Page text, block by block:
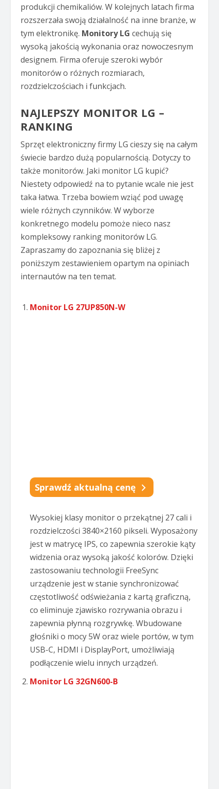
produkcji chemikaliów. W kolejnych latach firma
rozszerzała swoją działalność na inne branże, w
tym elektronikę. Monitory LG cechują się
wysoką jakością wykonania oraz nowoczesnym
designem. Firma oferuje szeroki wybór
monitorów o różnych rozmiarach,
rozdzielczościach i funkcjach.
NAJLEPSZY MONITOR LG –
RANKING
Sprzęt elektroniczny firmy LG cieszy się na całym
świecie bardzo dużą popularnością. Dotyczy to
także monitorów. Jaki monitor LG kupić?
Niestety odpowiedź na to pytanie wcale nie jest
taka łatwa. Trzeba bowiem wziąć pod uwagę
wiele różnych czynników. W wyborze
konkretnego modelu pomoże nieco nasz
kompleksowy ranking monitorów LG.
Zapraszamy do zapoznania się bliżej z
poniższym zestawieniem opartym na opiniach
internautów na ten temat.
Monitor LG 27UP850N-W
Sprawdź aktualną cenę
Wysokiej klasy monitor o przekątnej 27 cali i
rozdzielczości 3840×2160 pikseli. Wyposażony
jest w matrycę IPS, co zapewnia szerokie kąty
widzenia oraz wysoką jakość kolorów. Dzięki
zastosowaniu technologii FreeSync
urządzenie jest w stanie synchronizować
częstotliwość odświeżania z kartą graficzną,
co eliminuje zjawisko rozrywania obrazu i
zapewnia płynną rozgrywkę. Wbudowane
głośniki o mocy 5W oraz wiele portów, w tym
USB-C, HDMI i DisplayPort, umożliwiają
podłączenie wielu innych urządzeń.
Monitor LG 32GN600-B